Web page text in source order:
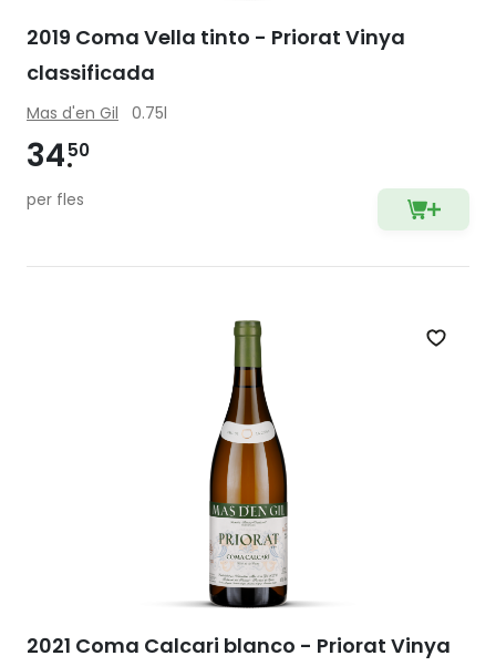
2019 Coma Vella tinto - Priorat Vinya
classificada
Mas d'en Gil 0.75l
3450
per fles
Zet
2021 Coma Calcari blanco - Priorat Vinya